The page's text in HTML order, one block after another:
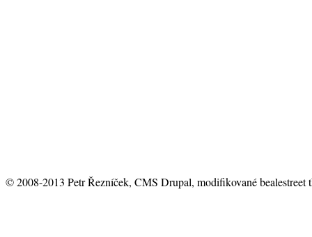
© 2008-2013 Petr Řezníček, CMS Drupal, modifikované bealestreet